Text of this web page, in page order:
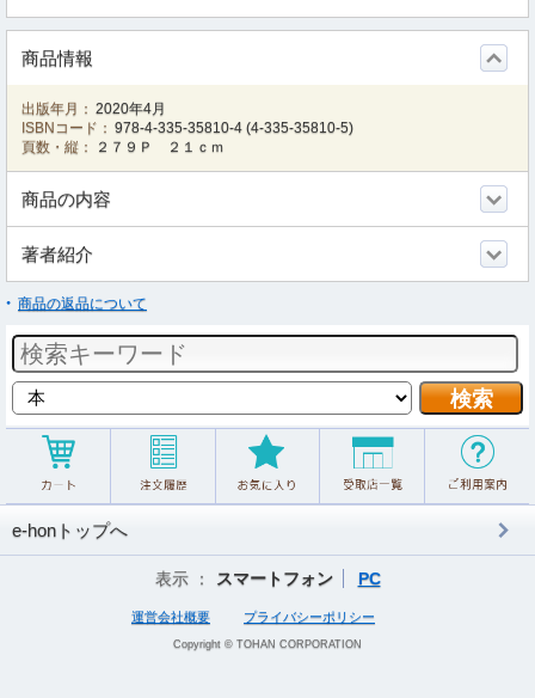
商品情報
出版年月： 2020年4月
ISBNコード： 978-4-335-35810-4 (4-335-35810-5)
頁数・縦：
２７９Ｐ ２１ｃｍ
商品の内容
著者紹介
商品の返品について
e-honトップへ
表示 ： スマートフォン PC
運営会社概要 プライバシーポリシー
Copyright © TOHAN CORPORATION